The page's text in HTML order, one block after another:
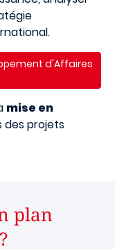
d'Affaires
mise en
des projets
plan